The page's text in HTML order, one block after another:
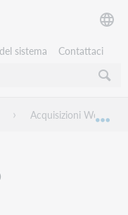
sistema Contattaci
Acquisizioni